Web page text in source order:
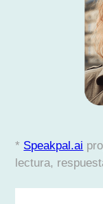
* Speakpal.ai
lectura,